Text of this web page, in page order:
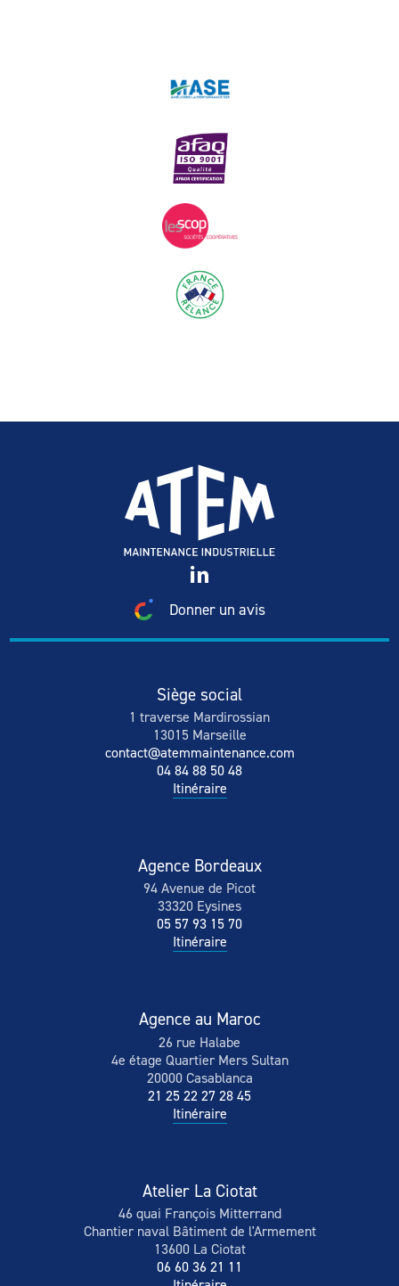
Donner un avis
Siège social
1 traverse Mardirossian
13015 Marseille
contact@atemmaintenance.com
04 84 88 50 48
Itinéraire
Agence Bordeaux
94 Avenue de Picot
33320 Eysines
05 57 93 15 70
Itinéraire
Agence au Maroc
26 rue Halabe
4e étage Quartier Mers Sultan
20000 Casablanca
21 25 22 27 28 45
Itinéraire
Atelier La Ciotat
46 quai François Mitterrand
Chantier naval Bâtiment de l'Armement
13600 La Ciotat
06 60 36 21 11